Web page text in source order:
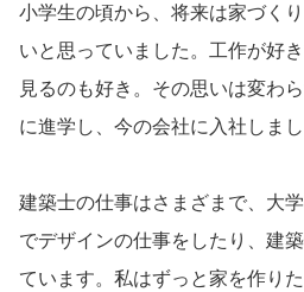
小学生の頃から、将来は家づく
いと思っていました。工作が好
見るのも好き。その思いは変わ
に進学し、今の会社に入社しまし
建築士の仕事はさまざまで、大
でデザインの仕事をしたり、建
ています。私はずっと家を作り